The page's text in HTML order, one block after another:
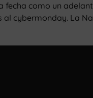
fecha como un
cybermonday. La